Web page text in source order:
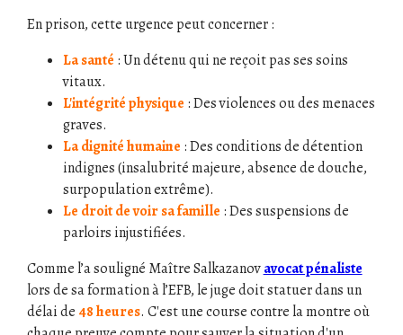
En prison, cette urgence peut concerner :
La santé : Un détenu qui ne reçoit pas ses soins
vitaux.
L'intégrité physique : Des violences ou des menaces
graves.
La dignité humaine : Des conditions de détention
indignes (insalubrité majeure, absence de douche,
surpopulation extrême).
Le droit de voir sa famille : Des suspensions de
parloirs injustifiées.
Comme l’a souligné Maître Salkazanovavocat pénaliste
lors de sa formation à l’EFB, le juge doit statuer dans un
délai de 48 heures. C'est une course contre la montre où